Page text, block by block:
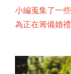
小編蒐集了一
為正在籌備婚